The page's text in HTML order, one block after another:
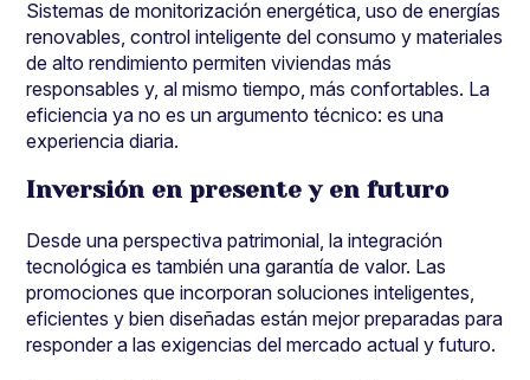
Sistemas de monitorización energética, uso de energías
renovables, control inteligente del consumo y materiales
de alto rendimiento permiten viviendas más
responsables y, al mismo tiempo, más confortables. La
eficiencia ya no es un argumento técnico: es una
experiencia diaria.
Inversión en presente y en futuro
Desde una perspectiva patrimonial, la integración
tecnológica es también una garantía de valor. Las
promociones que incorporan soluciones inteligentes,
eficientes y bien diseñadas están mejor preparadas para
responder a las exigencias del mercado actual y futuro.